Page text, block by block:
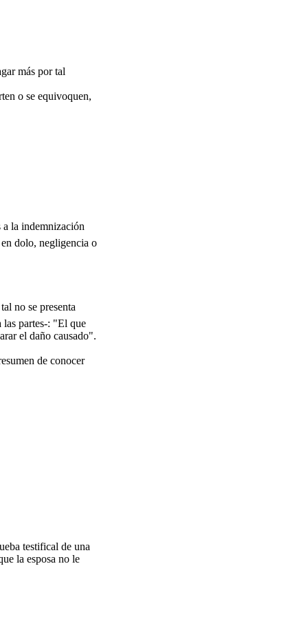
más por tal
o se equivoquen,
la indemnización
dolo, negligencia o
no se presenta
las partes-: "El que
el daño causado".
de conocer
testifical de una
la esposa no le